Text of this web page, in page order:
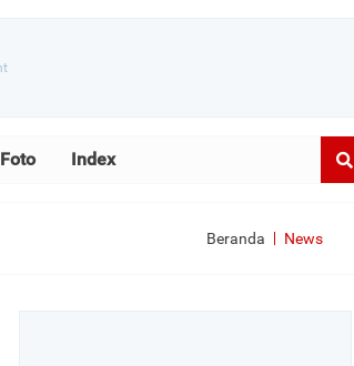
Foto Index
Beranda News